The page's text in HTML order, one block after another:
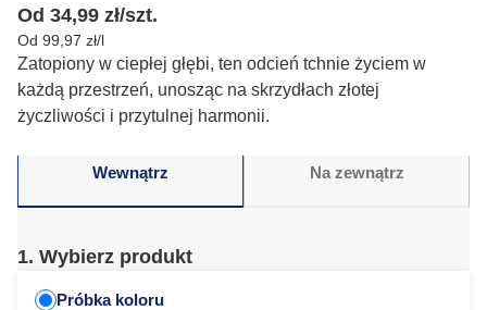
Od 34,99 zł/szt.
Od 99,97 zł/l
Zatopiony w ciepłej głębi, ten odcień tchnie życiem w
każdą przestrzeń, unosząc na skrzydłach złotej
życzliwości i przytulnej harmonii.
Wewnątrz Na zewnątrz
1. Wybierz produkt
Próbka koloru